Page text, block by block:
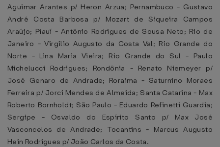
Aguimar Arantes p/ Heron Arzua; Pernambuco - Gustavo
André Costa Barbosa p/ Mozart de Siqueira Campos
Araújo; Piauí - Antônio Rodrigues de Sousa Neto; Rio de
Janeiro - Virgílio Augusto da Costa Val; Rio Grande do
Norte - Lina Maria Vieira; Rio Grande do Sul - Paulo
Michelucci Rodrigues; Rondônia - Renato Niemeyer p/
José Genaro de Andrade; Roraima - Saturnino Moraes
Ferreira p/ Jorci Mendes de Almeida; Santa Catarina - Max
Roberto Bornholdt; São Paulo - Eduardo Refinetti Guardia;
Sergipe - Osvaldo do Espírito Santo p/ Max José
Vasconcelos de Andrade; Tocantins - Marcus Augusto
Hein Rodrigues p/ João Carlos da Costa.